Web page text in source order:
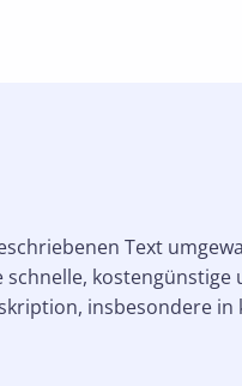
Text
kostengünstige
insbesondere